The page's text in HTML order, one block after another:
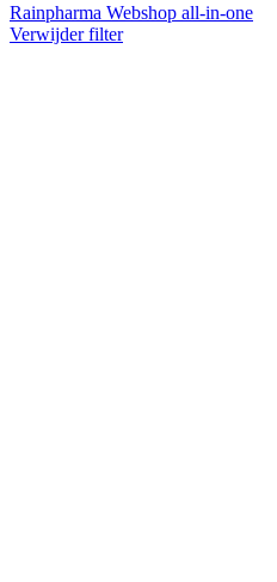
Rainpharma Webshop all-in-one
Verwijder filter